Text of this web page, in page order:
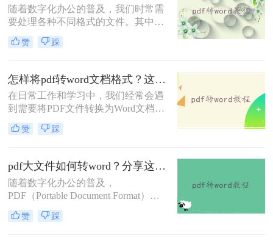
word文档格式呢？本文将详细介绍几
种高效将PDF转换为Word文档的方
随着数字化办公的普及，我们时常需
要处理各种不同格式的文件。其中，
PDF（便携式文档格式）因其能在任
何设备上保持一致的版面而广受欢
通常更为便捷。因此，掌握将PDF文
件转换为Word文档的方法，对于提高
工作效率至关重要。那么pdf格式怎样
转word格式呢？本文将详细介绍几种
将PDF转换为Word的有效方法。
赞 踩
怎样将pdf转word文档格式？这4个方法让你轻松掌握!
在日常工作和学习中，我们经常会遇
到需要将PDF文件转换为Word文档格
式的情况，以便进行编辑、修改或进
一步处理。PDF文件虽然具有良好的
意修改的特点，但在需要频繁编辑或
调整文档内容时，Word文档则显得更
为灵活和方便。那么怎样将pdf转word
文档格式呢？以下将介绍四种将PDF
转换为Word文档格式的方法，帮助您
轻松应对各种需求。
赞 踩
pdf大文件如何转word？分享这三种方法！
随着数字化办公的普及，
PDF（Portable Document Format）和
Word文档已成为我们日常工作中不可
或缺的文件格式。然而，在处理大型
赞 踩